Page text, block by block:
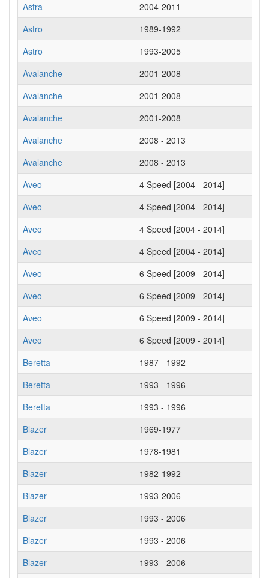
Astra
2004-2011
Astro
1989-1992
Astro
1993-2005
Avalanche
2001-2008
Avalanche
2001-2008
Avalanche
2001-2008
Avalanche
2008 - 2013
Avalanche
2008 - 2013
Aveo
4 Speed [2004 - 2014]
Aveo
4 Speed [2004 - 2014]
Aveo
4 Speed [2004 - 2014]
Aveo
4 Speed [2004 - 2014]
Aveo
6 Speed [2009 - 2014]
Aveo
6 Speed [2009 - 2014]
Aveo
6 Speed [2009 - 2014]
Aveo
6 Speed [2009 - 2014]
Beretta
1987 - 1992
Beretta
1993 - 1996
Beretta
1993 - 1996
Blazer
1969-1977
Blazer
1978-1981
Blazer
1982-1992
Blazer
1993-2006
Blazer
1993 - 2006
Blazer
1993 - 2006
Blazer
1993 - 2006